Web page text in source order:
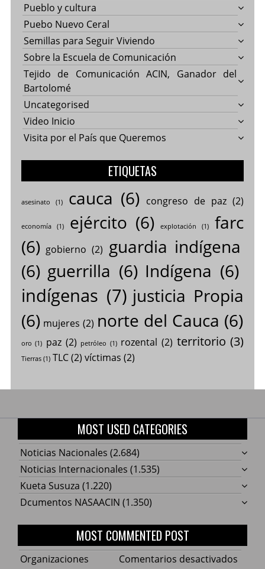
Pueblo y cultura
Puebo Nuevo Ceral
Semillas para Seguir Viviendo
Sobre la Escuela de Comunicación
Tejido de Comunicación ACIN, Ganador del
Bartolomé
Uncategorised
Video Inicio
Visita por el País que Queremos
ETIQUETAS
asesinato (1) cauca (6) congreso de paz(2)
economía(1) ejército (6) explotación (1)
farc
(6) gobierno (2) guardia indígena
(6) guerrilla (6) Indígena (6)
indígenas (7) justicia Propia
(6) mujeres (2) norte del Cauca (6)
oro (1) paz (2) petróleo (1) rozental (2) territorio (3)
Tierras(1) TLC(2) víctimas (2)
MOST USED CATEGORIES
Noticias Nacionales (2.684)
Noticias Internacionales (1.535)
Kueta Susuza (1.220)
Dcumentos NASAACIN (1.350)
MOST COMMENTED POST
Comentarios desactivados
Organizaciones